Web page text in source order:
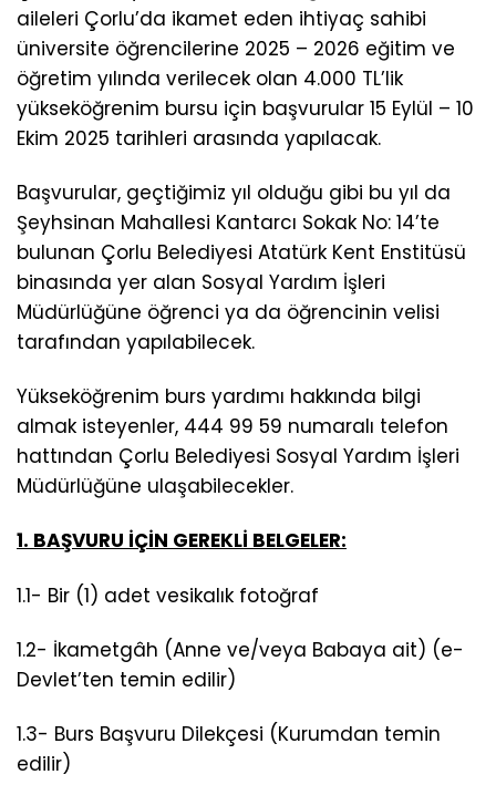
aileleri Çorlu’da ikamet eden ihtiyaç sahibi
üniversite öğrencilerine 2025 – 2026 eğitim ve
öğretim yılında verilecek olan 4.000 TL’lik
yükseköğrenim bursu için başvurular 15 Eylül – 10
Ekim 2025 tarihleri arasında yapılacak.
Başvurular, geçtiğimiz yıl olduğu gibi bu yıl da
Şeyhsinan Mahallesi Kantarcı Sokak No: 14’te
bulunan Çorlu Belediyesi Atatürk Kent Enstitüsü
binasında yer alan Sosyal Yardım İşleri
Müdürlüğüne öğrenci ya da öğrencinin velisi
tarafından yapılabilecek.
Yükseköğrenim burs yardımı hakkında bilgi
almak isteyenler, 444 99 59 numaralı telefon
hattından Çorlu Belediyesi Sosyal Yardım İşleri
Müdürlüğüne ulaşabilecekler.
1. BAŞVURU İÇİN GEREKLİ BELGELER:
1.1- Bir (1) adet vesikalık fotoğraf
1.2- İkametgâh (Anne ve/veya Babaya ait) (e-
Devlet’ten temin edilir)
1.3- Burs Başvuru Dilekçesi (Kurumdan temin
edilir)